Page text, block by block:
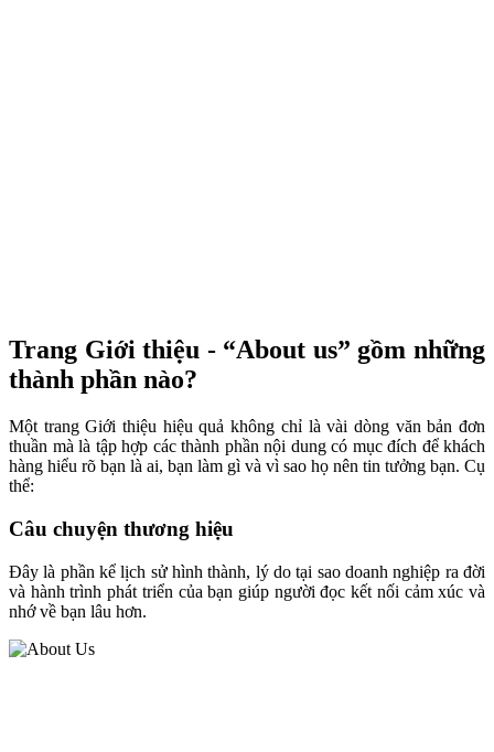
Trang Giới thiệu - “About us” gồm những
thành phần nào?
Một trang Giới thiệu hiệu quả không chỉ là vài dòng văn bản đơn
thuần mà là tập hợp các thành phần nội dung có mục đích để khách
hàng hiểu rõ bạn là ai, bạn làm gì và vì sao họ nên tin tưởng bạn. Cụ
thể:
Câu chuyện thương hiệu
Đây là phần kể lịch sử hình thành, lý do tại sao doanh nghiệp ra đời
và hành trình phát triển của bạn giúp người đọc kết nối cảm xúc và
nhớ về bạn lâu hơn.